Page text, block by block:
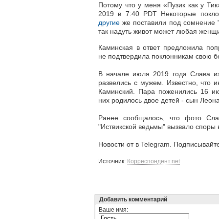
Потому что у меня «Пузик как у
2019 в 7:40 PDT Некоторые
другие же поставили под сомнение
так надуть живот может любая
Каминская в ответ предложила
не подтвердила поклонникам свою
В начале июля 2019 года Слава
развелись с мужем. Известно, что
Каминский. Пара поженились 16
них родилось двое детей - сын
Ранее сообщалось, что фото
"Иствикской ведьмы" вызвало споры
Новости от в Telegram.
Источник: Корреспондент.net
Добавить комментарий
Ваше имя: